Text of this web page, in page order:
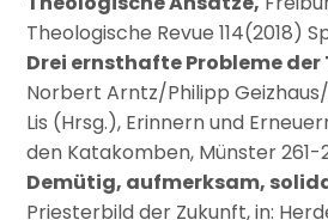
Theologische Revue 114(2018)
Drei ernsthafte Probleme der
Norbert Arntz/Philipp
Lis (Hrsg.), Erinnern und
den Katakomben, Münster 261-
Demütig, aufmerksam,
Priesterbild der Zukunft, in: